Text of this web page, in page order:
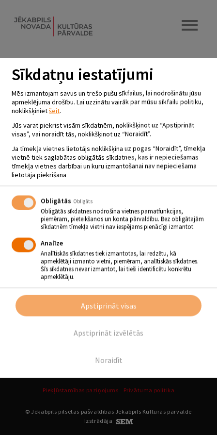
LIELDIENU PASĀKUMS KOPĀ AR
BĒRNU ATTĪSTĪBAS UN ATPŪTAS
CENTRA PALLA LIELAJIEM
TĒLIEM
Asares Tautas nams
17.04. plkst.16.00Lieldienupasākumskopāarbērnuattīstībasun
atpūtas
Atpakaļ
SEKO MUMS
Piekļūstamības paziņojums Privātuma politika
© Jēkabpils pilsētas pašvaldības Jēkabpils Kultūras pārvalde
Izstrādāja
Sīkdatņu iestatījumi
Mēs izmantojam savus un trešo pušu sīkfailus, lai nodrošinātu jūsu
apmeklējuma drošību. Lai uzzinātu vairāk par mūsu sīkfailu politiku,
noklikšķinietšeit.
Jūs varat piekrist visām sīkdatnēm, noklikšķinot uz “Apstiprināt
visas”, vai noraidīt tās, noklikšķinot uz “Noraidīt”.
Ja tīmekļa vietnes lietotājs noklikšķina uz pogas “Noraidīt”, tīmekļa
vietnē tiek saglabātas obligātās sīkdatnes, kas ir nepieciešamas
tīmekļa vietnes darbībai un kuru izmantošanai nav nepieciešama
lietotāja piekrišana
Obligātās Obligāts
Obligātās sīkdatnes nodrošina vietnes pamatfunkcijas,
piemēram, pieteikšanos un konta pārvaldību. Bez obligātajām
sīkdatnēm tīmekļa vietni nav iespējams pienācīgi izmantot.
Analīze
Analītiskās sīkdatnes tiek izmantotas, lai redzētu, kā
apmeklētāji izmanto vietni, piemēram, analītiskās sīkdatnes.
Šīs sīkdatnes nevar izmantot, lai tieši identificētu konkrētu
apmeklētāju.
Noraidīt
Apstiprināt izvēlētās
Apstiprināt visas